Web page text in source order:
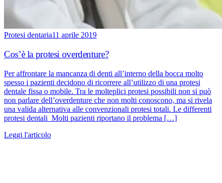
Protesi dentaria11 aprile 2019
Cos’è la protesi overdenture?
Per affrontare la mancanza di denti all’interno della bocca molto
spesso i pazienti decidono di ricorrere all’utilizzo di una protesi
dentale fissa o mobile. Tra le molteplici protesi possibili non si può
non parlare dell’overdenture che non molti conoscono, ma si rivela
una valida alternativa alle convenzionali protesi totali. Le differenti
protesi dentali Molti pazienti riportano il problema […]
Leggi l'articolo